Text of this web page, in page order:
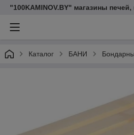
"100KAMINOV.BY" магазины
Каталог БАНИ